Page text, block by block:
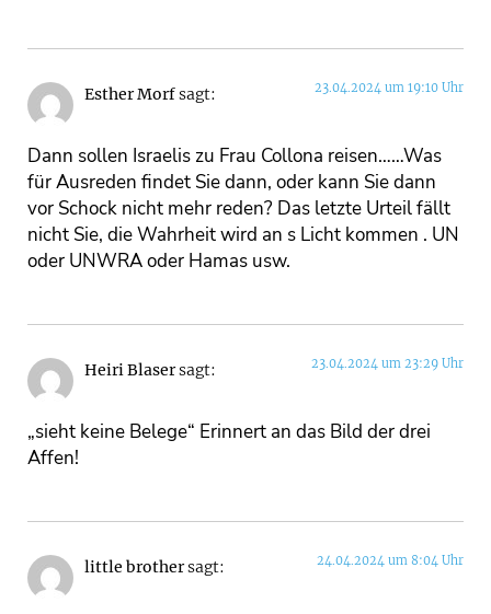
Esther Morfsagt: 23.04.2024 um 19:10 Uhr
Dann sollen Israelis zu Frau Collona reisen……Was
für Ausreden findet Sie dann, oder kann Sie dann
vor Schock nicht mehr reden? Das letzte Urteil fällt
nicht Sie, die Wahrheit wird an s Licht kommen . UN
oder UNWRA oder Hamas usw.
Heiri Blasersagt: 23.04.2024 um 23:29 Uhr
„sieht keine Belege“ Erinnert an das Bild der drei
Affen!
little brothersagt: 24.04.2024 um 8:04 Uhr